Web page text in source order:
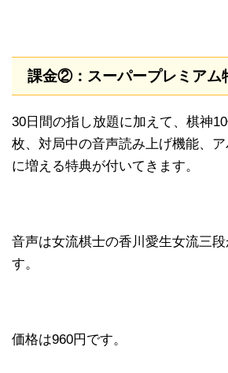
課金②：スーパープレミアム
30日間の指し放題に加えて、棋神
枚、対局中の音声読み上げ機能、
に増える特典が付いてきます。
音声は女流棋士の香川愛生女流三
す。
価格は960円です。